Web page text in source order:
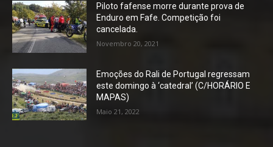
Piloto fafense morre durante prova de
Enduro em Fafe. Competição foi
cancelada.
Novembro 20, 2021
Emoções do Rali de Portugal regressam
este domingo à ‘catedral’ (C/HORÁRIO E
MAPAS)
Maio 21, 2022